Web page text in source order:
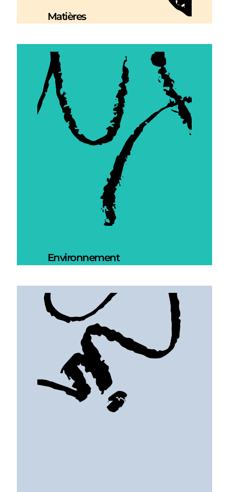
Matières
Environnement